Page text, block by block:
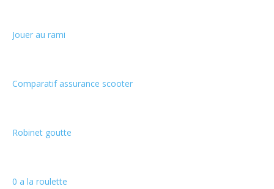
Jouer au rami
Comparatif assurance scooter
Robinet goutte
0 a la roulette